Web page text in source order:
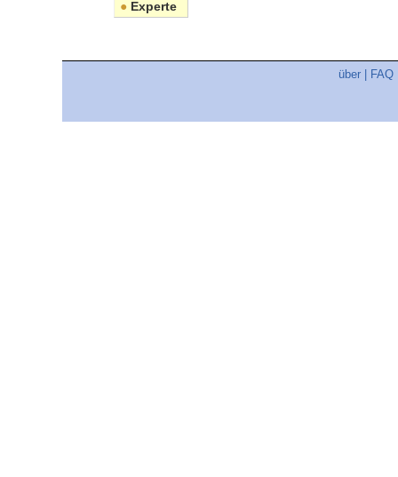
● Experte
über FAQ